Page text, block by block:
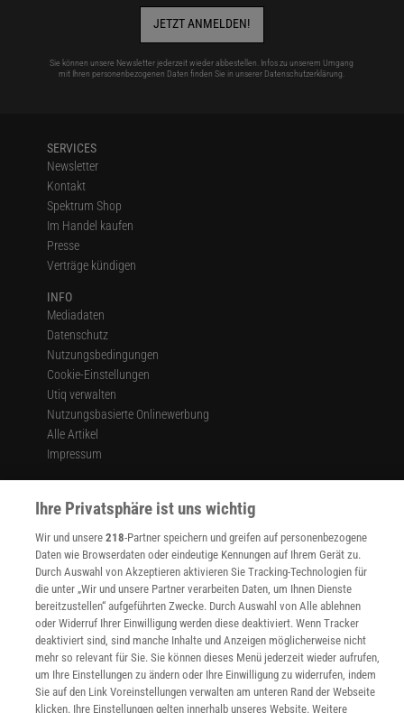
JETZT ANMELDEN!
Sie können unsere Newsletter jederzeit wieder abbestellen. Infos zu unserem Umgang
mit Ihren personenbezogenen Daten finden Sie in unserer Datenschutzerklärung
SERVICES
Newsletter
Kontakt
Spektrum Shop
Im Handel kaufen
Presse
Verträge kündigen
INFO
Mediadaten
Datenschutz
Nutzungsbedingungen
Cookie-Einstellungen
Utiq verwalten
Nutzungsbasierte Onlinewerbung
Alle Artikel
Impressum
WEITERE ANGEBOTE
Angebote für Schulen
Angebote für Institutionen
Sprachen lernen mit Gymglish
Lexika
Für Spektrum schreiben
Zugänglichkeitserklärung
WEBSEITEN
KielSCN
Wissenschaft in die Schulen
SciLogs
Ihre Privatsphäre ist uns wichtig
Wir und unsere218-Partner speichern und greifen auf personenbezogene
Daten wie Browserdaten oder eindeutige Kennungen auf Ihrem Gerät zu.
Durch Auswahl von Akzeptieren aktivieren Sie Tracking-Technologien für
die unter „Wir und unsere Partner verarbeiten Daten, um Ihnen Dienste
bereitzustellen“ aufgeführten Zwecke. Durch Auswahl von Alle ablehnen
oder Widerruf Ihrer Einwilligung werden diese deaktiviert. Wenn Tracker
deaktiviert sind, sind manche Inhalte und Anzeigen möglicherweise nicht
mehr so relevant für Sie. Sie können dieses Menü jederzeit wieder aufrufen,
um Ihre Einstellungen zu ändern oder Ihre Einwilligung zu widerrufen, indem
Sie auf den Link Voreinstellungen verwalten am unteren Rand der Webseite
klicken. Ihre Einstellungen gelten innerhalb unseres Website. Weitere